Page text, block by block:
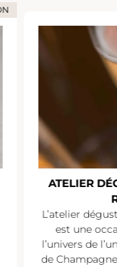
ATELIER
L’atelier
est une
l’univers de
de